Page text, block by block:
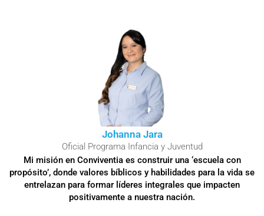
Johanna Jara
Oficial Programa Infancia y Juventud
Mi misión en Conviventia es construir una ‘escuela con
propósito’, donde valores bíblicos y habilidades para la vida se
entrelazan para formar líderes integrales que impacten
positivamente a nuestra nación.